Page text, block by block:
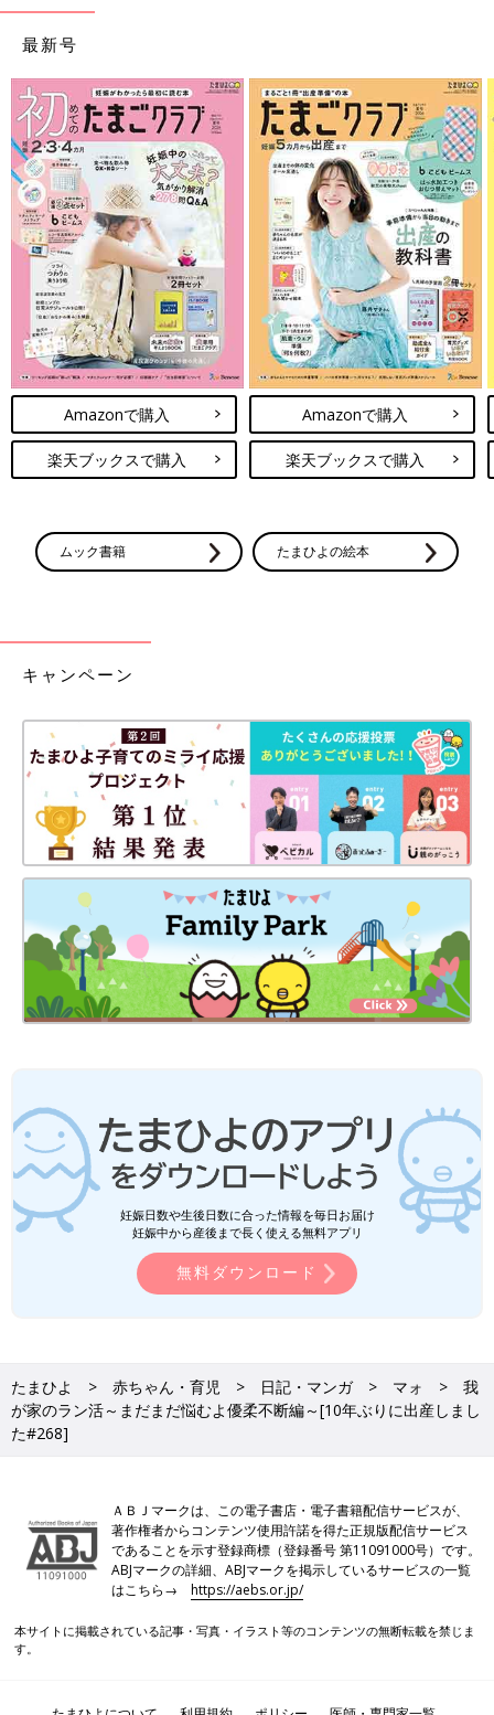
１０年ぶりくらいにボウリングを楽しんだマォ
です、こんにちは！ 長女は高校を卒業し専門学
生に、長男はこの春から高校生、そして10年ぶ
りに妊娠・出産した末っ子次女は、あっという
間に幼稚園年長さん！ 年の差きょうだいを育
てながら、のんびりシングルマザー生活を楽し
んでまーす♪
『２万円前後で買えるランドセル』にも、いろいろなパターンが
あるんですよ。
・元から低価格で販売しているもの。
・型落ち・アウトレットで安くなっている有名メーカーのもの。
・フリマアプリで売られているもの。
インスタなどSNSで話題になった１万円台で買えるランドセル
は、カラーバリエーションも豊富で、レビューも高評価が多く、
とても気になっていました。
昨年度リサーチを始めたころは、これが大本命だったくらいで
す。
元値が高いということは、それだけしっかりと作られているは
ず！
中古だけでなく、箱付きの未使用品もたくさん出品されていまし
た。
有名メーカーにしぼって検索すると、型落ちではあるけれどこち
らもなかなか安い♪
ただ古すぎてA4フラットファイル非対応だったりもしたので、
しっかりチェックが必要ですね。
そんな感じであちこちチェックしまくっていた私ですが…
実店舗で色々なメーカーのランドセルを一通り背負わせてみた
ら、ばっちりフィットするランドセルに出会ってしまったので
す。
別メーカーのチェストベルトに惹かれていたけれど、これならチ
ェストベルトが無くてもしっかりと背負える！ずり落ちない！
帰宅してネットで調べてみたけれど、他メーカーに比べると値下
がりの幅も小さく、型落ちの出回りも少ない。秋冬のセールを待
っていたら、次女の希望カラーは売り切れてしまうかもしれな
このお気に入りメーカーを狙うか、それともお手頃価格のランド
セルで手を打つか！？
うーん、どうしよう！！
りに出産しました#262]
痩せたら着ようと思っている服が増えすぎて困
は、あっという間に幼稚園年長さん！ 年の差
きょうだいを育てながら、のんびりシングルマ
ザー生活を楽しんでまーす♪
・[10年ぶりに出産しました]記事一覧
・たまひよONLINEの育児マンガ一覧はこちら
最新号
Amazonで購入
楽天ブックスで購入
Amazonで購入
楽天ブックスで購入
ムック書籍 たまひよの絵本
キャンペーン
妊娠日数や生後日数に合った情報を毎日お届け
妊娠中から産後まで長く使える無料アプリ
無料ダウンロード
たまひよ 赤ちゃん・育児 日記・マンガ マォ
我
が家のラン活～まだまだ悩むよ優柔不断編～[10年ぶりに出産しまし
た#268]
ＡＢＪマークは、この電子書店・電子書籍配信サービスが、
著作権者からコンテンツ使用許諾を得た正規版配信サービス
であることを示す登録商標（登録番号 第11091000号）です。
ABJマークの詳細、ABJマークを掲示しているサービスの一覧
はこちら→https://aebs.or.jp/
本サイトに掲載されている記事・写真・イラスト等のコンテンツの無断転載を禁じま
す。